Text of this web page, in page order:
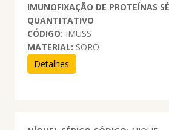
IMUNOFIXAÇÃO DE PROTEÍNAS
QUANTITATIVO
CÓDIGO: IMUSS
MATERIAL: SORO
Detalhes